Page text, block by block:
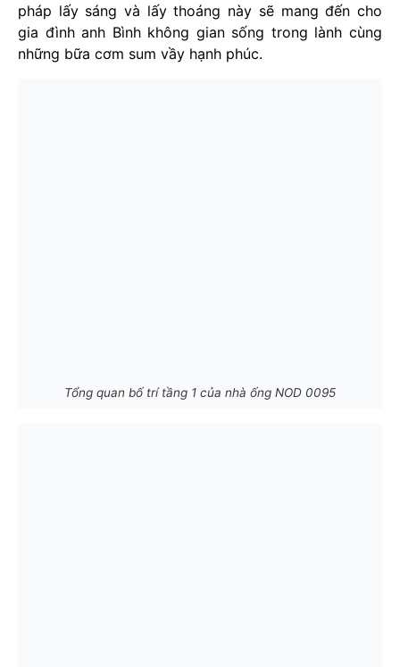
pháp lấy sáng và lấy thoáng này sẽ mang đến cho
gia đình anh Bình không gian sống trong lành cùng
những bữa cơm sum vầy hạnh phúc.
Tổng quan bố trí tầng 1 của nhà ống NOD 0095